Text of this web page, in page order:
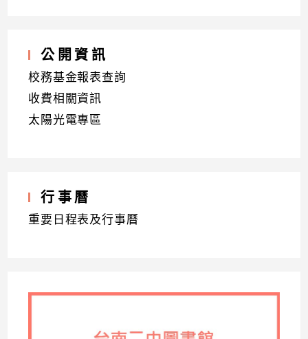
公開資訊
校務基金報表查詢
收費相關資訊
太陽光電專區
行事曆
重要日程表及行事曆